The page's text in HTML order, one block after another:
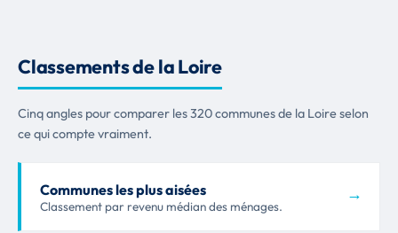
Classements de la Loire
Cinq angles pour comparer les 320 communes de la Loire selon
ce qui compte vraiment.
Communes les plus aisées
Classement par revenu médian des ménages.
→